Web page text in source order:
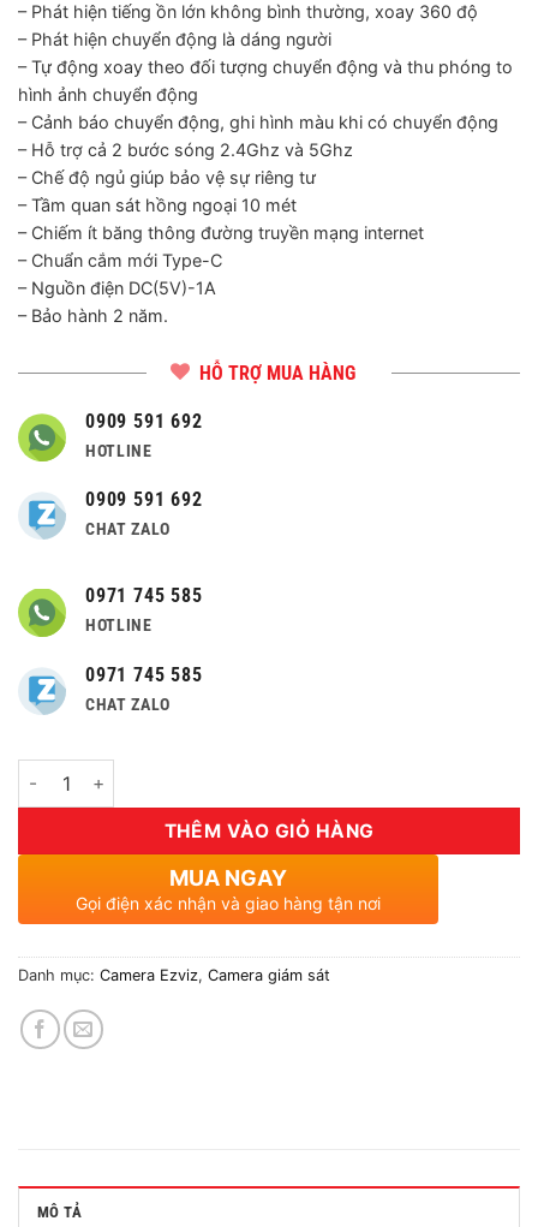
– Phát hiện tiếng ồn lớn không bình thường, xoay 360 độ
– Phát hiện chuyển động là dáng người
– Tự động xoay theo đối tượng chuyển động và thu phóng to
hình ảnh chuyển động
– Cảnh báo chuyển động, ghi hình màu khi có chuyển động
– Hỗ trợ cả 2 bước sóng 2.4Ghz và 5Ghz
– Chế độ ngủ giúp bảo vệ sự riêng tư
– Tầm quan sát hồng ngoại 10 mét
– Chiếm ít băng thông đường truyền mạng internet
– Chuẩn cắm mới Type-C
– Nguồn điện DC(5V)-1A
– Bảo hành 2 năm.
HỖ TRỢ MUA HÀNG
0909 591 692
HOTLINE
0909 591 692
CHAT ZALO
0971 745 585
HOTLINE
0971 745 585
CHAT ZALO
Số lượng
THÊM VÀO GIỎ HÀNG
MUA NGAY
Gọi điện xác nhận và giao hàng tận nơi
Danh mục: Camera Ezviz, Camera giám sát
MÔ TẢ